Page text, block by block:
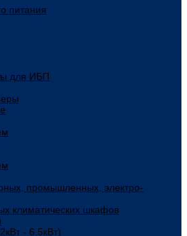
питания
для ИБП
промышленных, электро-
климатических шкафов
- 6,5кВт)